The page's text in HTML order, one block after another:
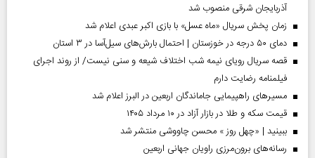
آذربایجان شرقی منصوب شد
زمان پخش سریال «ماه عسل» با بازی اکبر عبدی اعلام شد
دمای ۵۰ درجه در خوزستان | احتمال بارش‌های سیل‌آسا در ۳ استان
قصه سریال رویای نیمه شب اختلاف شیعه و سنی نیست/ از روند اجرای
فیلمنامه رضایت دارم
مسیر‌های راهپیمایی جاماندگان اربعین در البرز اعلام شد
قیمت سکه و طلا در بازار آزاد در ۱۰ مرداد ۱۴۰۵
ببینید | «چهل روز » محسن چاووشی منتشر شد
رسانه‌های برون‌مرزی راویان جهانی اربعین